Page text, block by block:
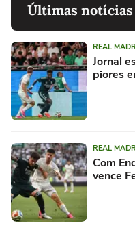
Últimas notícias
REAL
Jornal
piores
REAL
Com
vence